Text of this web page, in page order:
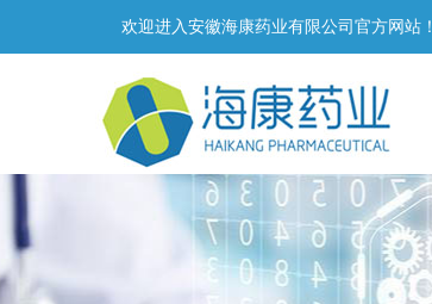
欢迎进入安徽海康药业有限公司官方网站！